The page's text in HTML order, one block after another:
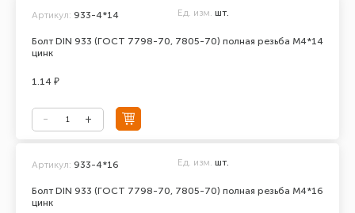
Болт DIN 933 (ГОСТ 7798-70, 7805-70) полная резьба М4*14
цинк
Артикул: 933-4*14 Ед. изм. шт.
1.14 ₽
Болт DIN 933 (ГОСТ 7798-70, 7805-70) полная резьба М4*16
цинк
Артикул: 933-4*16 Ед. изм. шт.